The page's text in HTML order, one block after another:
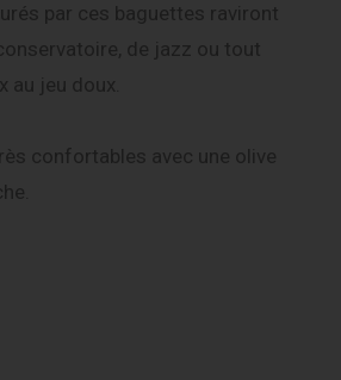
par ces baguettes raviront
de jazz ou tout
au jeu doux.
confortables avec une olive